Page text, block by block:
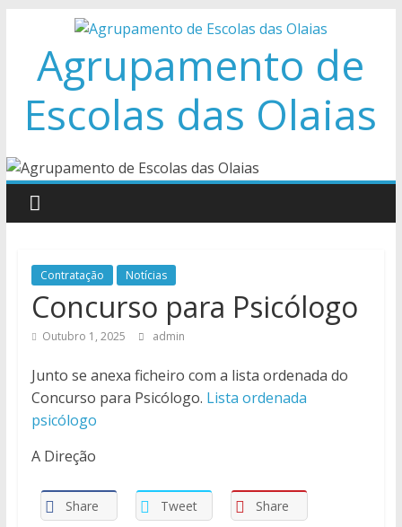
contentAgrupamento de
Escolas das Olaias
Contratação Notícias
Concurso para Psicólogo
Outubro 1, 2025 admin
Junto se anexa ficheiro com a lista ordenada do
Concurso para Psicólogo. Lista ordenada
psicólogo
A Direção
Share Tweet Share